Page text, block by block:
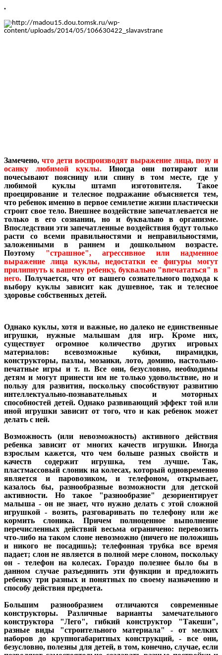
.
Замечено, что дети воспроизводят выражение лица, позу и
осанку любимой куклы.
Иногда они потирают или
почесывают поясницу или спину в том месте, где у
любимой куклы штамп изготовителя. Такое
проецирование и телесное подражание объясняется тем,
что ребенок именно в первое семилетие жизни пластически
строит свое тело. Внешнее воздействие запечатлевается не
только в его сознании, но и буквально в организме.
Впоследствии эти запечатленные воздействия будут только
расти со всеми правильностями и неправильностями,
заложенными в раннем и дошкольном возрасте.
Поэтому
"страшное", агрессивное или надменное
выражение лица куклы, недостатки ее фигуры могут
прилипнуть к вашему ребенку, буквально "впечататься" в
него. Получается, что от вашего сознательного подхода к
выбору куклы зависит как душевное, так и телесное
здоровье собственных детей.
Однако куклы, хотя и важные, но далеко не единственные
игрушки, нужные малышам для игр. Кроме них,
существует огромное количество других игровых
материалов: всевозможные кубики, пирамидки,
конструкторы, пазлы, мозаики, лото, домино, настольно-
печатные игры и т. п. Все они, безусловно, необходимы
детям и могут принести им не только удовольствие, но и
пользу для развития, поскольку способствуют развитию
интеллектуально-познавательных и моторных
способностей детей. Однако развивающий эффект той или
иной игрушки зависит от того, что и как ребенок может
делать с ней.
Возможность (или невозможность) активного действия
ребенка зависит от многих качеств игрушки. Иногда
взрослым кажется, что чем больше разных свойств и
качеств содержит игрушка, тем лучше. Так,
пластмассовый слоник на колесах, который одновременно
является и паровозиком, и телефоном, открывает,
казалось бы, разнообразные возможности для детской
активности. Но такое "разнообразие" дезориентирует
малыша - он не знает, что нужно делать с этой сложной
игрушкой - возить, разговаривать по телефону или же
кормить слоника. Причем полноценное выполнение
перечисленных действий весьма ограничено: перевозить
что-либо на таком слоне невозможно (ничего не положишь
и никого не посадишь); телефонная трубка все время
падает; слон не является в полной мере слоном, поскольку
он - телефон на колесах. Гораздо полезнее было бы в
данном случае разъединить эти функции и предложить
ребенку три разных и понятных по своему назначению и
способу действия предмета.
Большим разнообразием отличаются современные
конструкторы. Различные варианты замечательного
конструктора "Лего", гибкий конструктор "Такеши",
разные виды "строительного материала" - от мелких
наборов до крупногабаритных конструкций, - все они,
безусловно, полезны для детей, в том, конечно, случае, если